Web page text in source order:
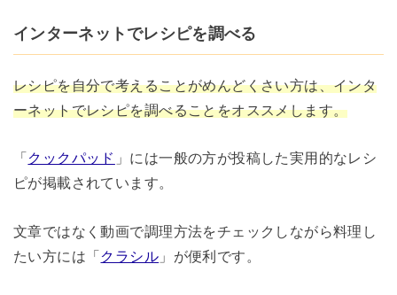
インターネットでレシピを調べる
レシピを自分で考えることがめんどくさい方は、インタ
ーネットでレシピを調べることをオススメします。
「 クックパッド 」には一般の方が投稿した実用的なレシ
ピが掲載されています。
文章ではなく動画で調理方法をチェックしながら料理し
たい方には「クラシル 」が便利です。